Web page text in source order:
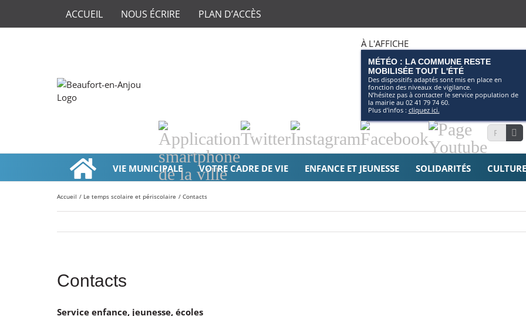
ACCUEIL NOUS ÉCRIRE PLAN D’ACCÈS
À L'AFFICHE
MÉTÉO : LA COMMUNE RESTE
MOBILISÉE TOUT L'ÉTÉ
Des dispositifs adaptés sont mis en place en
fonction des niveaux de vigilance.
N’hésitez pas à contacter le service population de
la mairie au 02 41 79 74 60.
Plus d'infos : cliquez ici.
Application
smartphone
de
la
ville
Twitter Instagram FacebookPage
Youtube
VIE MUNICIPALE VOTRE CADRE DE VIE ENFANCE ET JEUNESSE SOLIDARITÉS
Accueil Le temps scolaire et périscolaire Contacts
Contacts
Service enfance, jeunesse, écoles